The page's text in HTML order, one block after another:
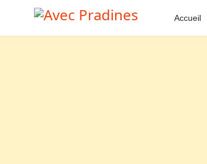
Accueil